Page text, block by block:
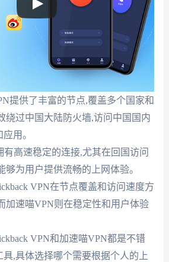
提供了丰富的节点,覆盖多个国家和
绕过中国大陆防火墙,访问中国国内
用。
有高速稳定的连接,尤其在回国访问
够为用户提供流畅的上网体验。
VPN在节点覆盖和访问速度方
加速喵VPN则在稳定性和用户体验
VPN和加速喵VPN都是不错
具,具体选择哪个需要根据个人的上